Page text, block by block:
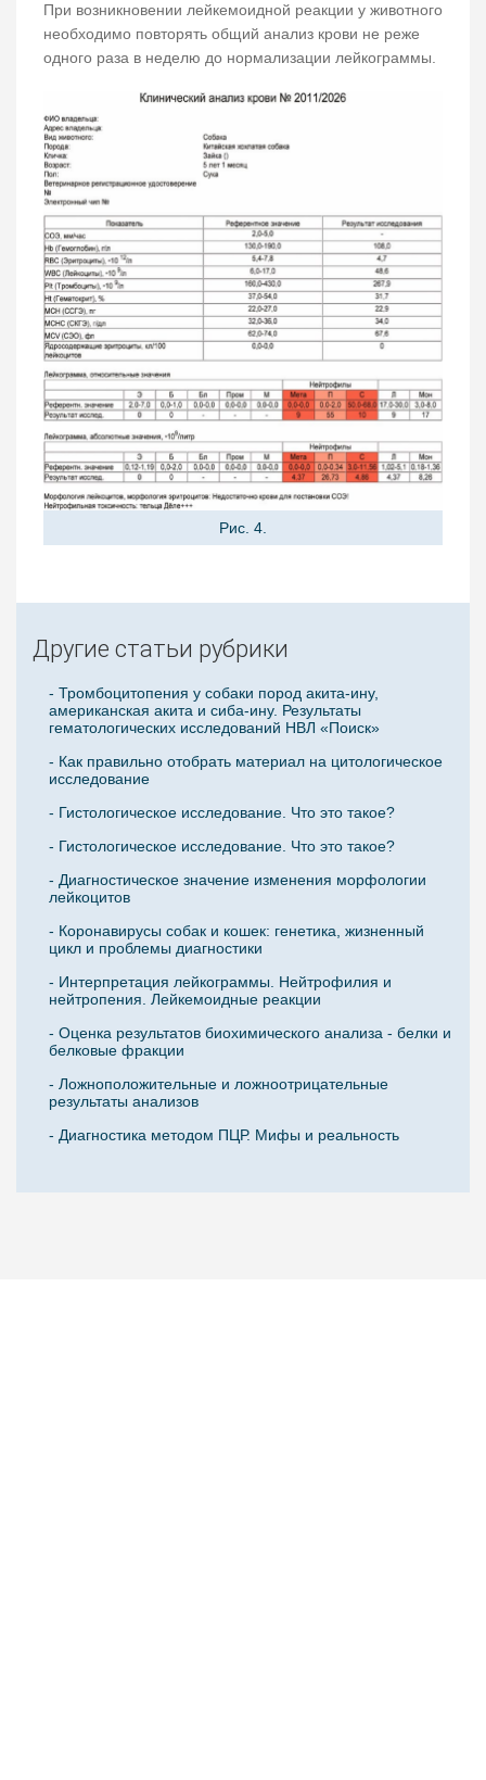
При возникновении лейкемоидной реакции у животного
необходимо повторять общий анализ крови не реже
одного раза в неделю до нормализации лейкограммы.
Рис. 4.
Другие статьи рубрики
- Тромбоцитопения у собаки пород акита-ину,
американская акита и сиба-ину. Результаты
гематологических исследований НВЛ «Поиск»
- Как правильно отобрать материал на цитологическое
исследование
- Гистологическое исследование. Что это такое?
- Гистологическое исследование. Что это такое?
- Диагностическое значение изменения морфологии
лейкоцитов
- Коронавирусы собак и кошек: генетика, жизненный
цикл и проблемы диагностики
- Интерпретация лейкограммы. Нейтрофилия и
нейтропения. Лейкемоидные реакции
- Оценка результатов биохимического анализа - белки и
белковые фракции
- Ложноположительные и ложноотрицательные
результаты анализов
- Диагностика методом ПЦР. Мифы и реальность